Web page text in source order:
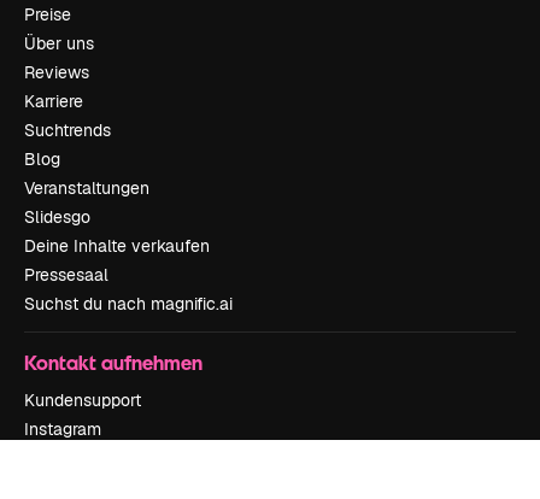
Preise
Über uns
Reviews
Karriere
Suchtrends
Blog
Veranstaltungen
Slidesgo
Deine Inhalte verkaufen
Pressesaal
Suchst du nach magnific.ai
Kontakt aufnehmen
Kundensupport
Instagram